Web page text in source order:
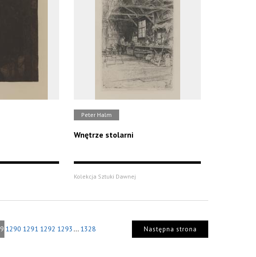
Peter Halm
Wnętrze stolarni
Kolekcja Sztuki Dawnej
1290 1291 1292 1293 ... 1328 Następna strona